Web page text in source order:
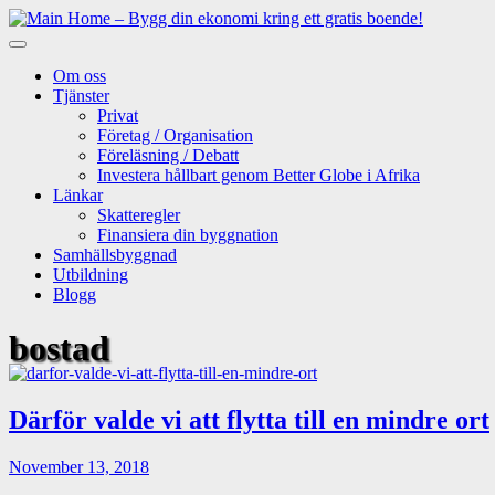
Skip
to
Om oss
Tjänster
Privat
Företag / Organisation
Föreläsning / Debatt
Investera hållbart genom Better Globe i Afrika
Länkar
Skatteregler
Finansiera din byggnation
Samhällsbyggnad
Utbildning
Blogg
bostad
Därför valde vi att flytta till en mindre ort
November 13, 2018